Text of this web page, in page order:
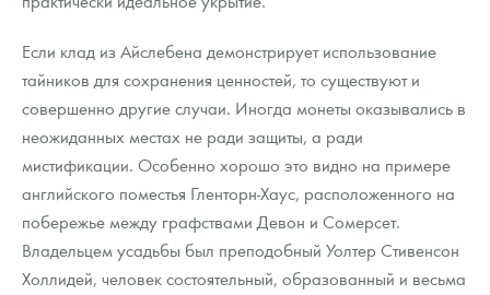
Если клад из Айслебена демонстрирует использование
тайников для сохранения ценностей, то существуют и
совершенно другие случаи. Иногда монеты оказывались в
неожиданных местах не ради защиты, а ради
мистификации. Особенно хорошо это видно на примере
английского поместья Гленторн-Хаус, расположенного на
побережье между графствами Девон и Сомерсет.
Владельцем усадьбы был преподобный Уолтер Стивенсон
Холлидей, человек состоятельный, образованный и весьма